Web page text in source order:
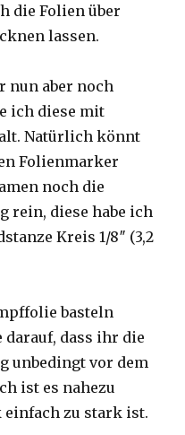
die Folien über
lassen.
nun aber noch
ich diese mit
Natürlich könnt
Folienmarker
noch die
rein, diese habe ich
Kreis 1/8″ (3,2
basteln
darauf, dass ihr die
unbedingt vor dem
ist es nahezu
einfach zu stark ist.